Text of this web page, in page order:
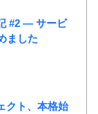
#2 ― サービ
ました
クト、本格始